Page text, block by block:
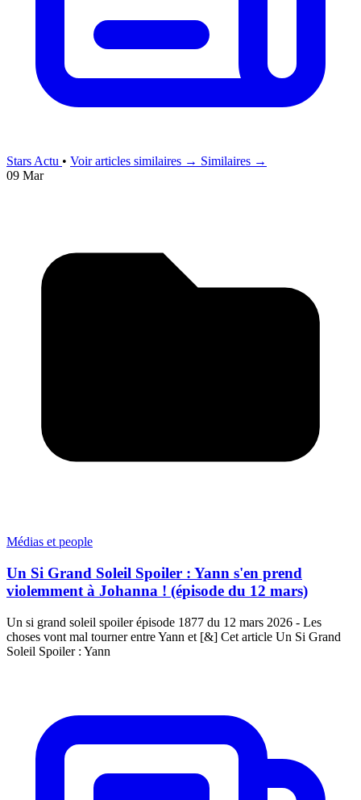
Stars Actu • Voir articles similaires → Similaires →
09 Mar
Médias et people
Un Si Grand Soleil Spoiler : Yann s'en prend
violemment à Johanna ! (épisode du 12 mars)
Un si grand soleil spoiler épisode 1877 du 12 mars 2026 - Les
choses vont mal tourner entre Yann et [&] Cet article Un Si Grand
Soleil Spoiler : Yann